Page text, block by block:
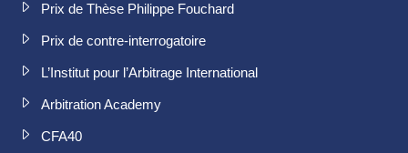
Prix de Thèse Philippe Fouchard
Prix de contre-interrogatoire
L’Institut pour l’Arbitrage International
Arbitration Academy
CFA40